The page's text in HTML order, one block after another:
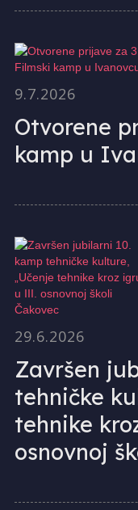
9.7.2026
Otvorene
kamp u
29.6.2026
Završen
tehničke
tehnike
osnovnoj